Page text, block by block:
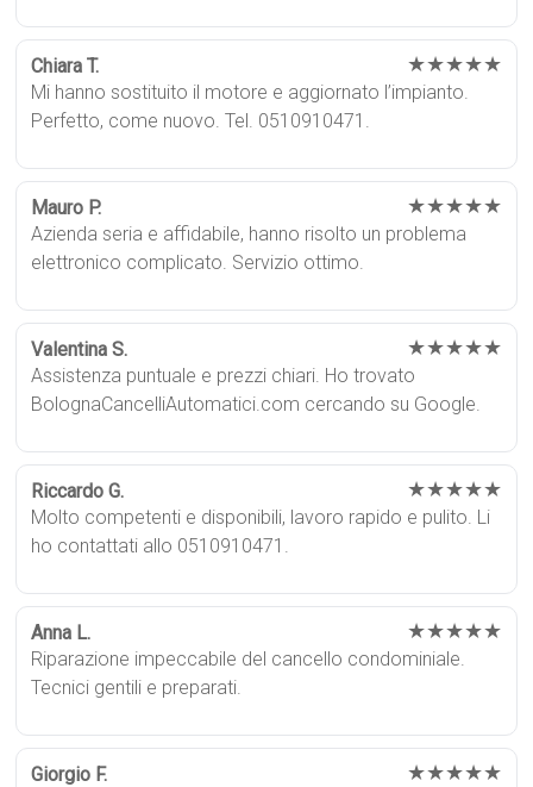
Chiara T. ★★★★★
Mi hanno sostituito il motore e aggiornato l’impianto.
Perfetto, come nuovo. Tel. 0510910471.
Mauro P. ★★★★★
Azienda seria e affidabile, hanno risolto un problema
elettronico complicato. Servizio ottimo.
Valentina S. ★★★★★
Assistenza puntuale e prezzi chiari. Ho trovato
BolognaCancelliAutomatici.com cercando su Google.
Riccardo G. ★★★★★
Molto competenti e disponibili, lavoro rapido e pulito. Li
ho contattati allo 0510910471.
Anna L. ★★★★★
Riparazione impeccabile del cancello condominiale.
Tecnici gentili e preparati.
Giorgio F. ★★★★★